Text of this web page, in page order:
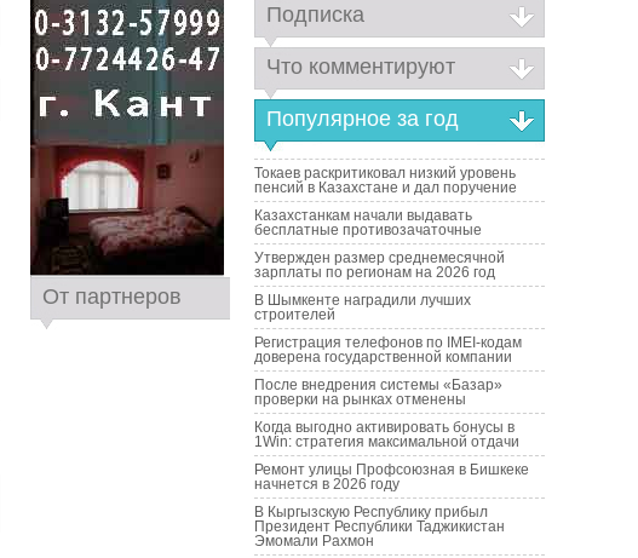
От партнеров
Подписка
Что комментируют
Популярное за год
Токаев раскритиковал низкий уровень
пенсий в Казахстане и дал поручение
Казахстанкам начали выдавать
бесплатные противозачаточные
Утвержден размер среднемесячной
зарплаты по регионам на 2026 год
В Шымкенте наградили лучших
строителей
Регистрация телефонов по IMEI-кодам
доверена государственной компании
После внедрения системы «Базар»
проверки на рынках отменены
Когда выгодно активировать бонусы в
1Win: стратегия максимальной отдачи
Ремонт улицы Профсоюзная в Бишкеке
начнется в 2026 году
В Кыргызскую Республику прибыл
Президент Республики Таджикистан
Эмомали Рахмон